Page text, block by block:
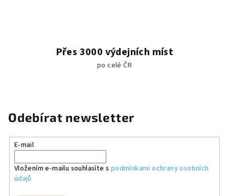
Přes 3000 výdejních míst
po celé ČR
Odebírat newsletter
E-mail
Vložením e-mailu souhlasíte s podmínkami ochrany osobních
údajů